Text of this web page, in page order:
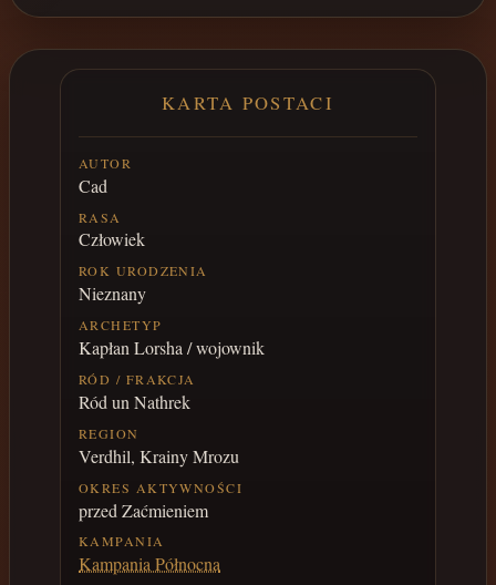
KARTA POSTACI
AUTOR
Cad
RASA
Człowiek
ROK URODZENIA
Nieznany
ARCHETYP
Kapłan Lorsha / wojownik
RÓD / FRAKCJA
Ród un Nathrek
REGION
Verdhil, Krainy Mrozu
OKRES AKTYWNOŚCI
przed Zaćmieniem
KAMPANIA
Kampania Północna